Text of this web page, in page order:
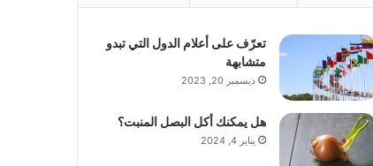
تعرّف على أعلام الدول التي تبدو
متشابهة
ديسمبر 20, 2023
هل يمكنك أكل البصل المنبت؟
يناير 4, 2024